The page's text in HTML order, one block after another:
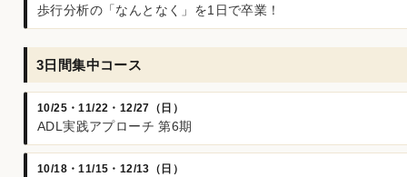
歩行分析の「なんとなく」を1日で卒業！
3日間集中コース
10/25・11/22・12/27（日）
ADL実践アプローチ 第6期
10/18・11/15・12/13（日）